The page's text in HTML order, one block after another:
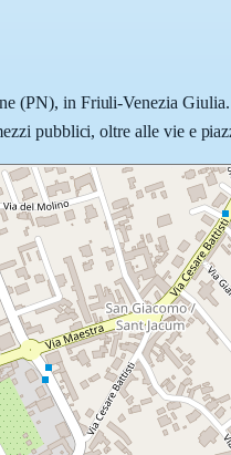
(PN), in Friuli-Venezia
pubblici, oltre alle vie e